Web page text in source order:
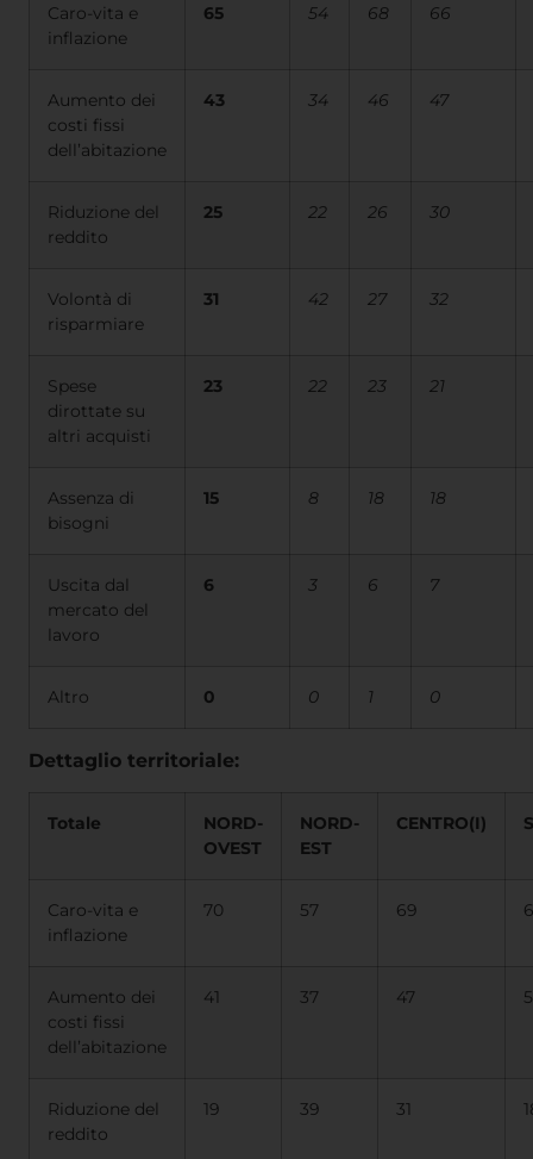
Caro-vita e
inflazione
65 54 68 66
Aumento dei
costi fissi
dell’abitazione
43 34 46 47
Riduzione del
reddito
25 22 26 30
Volontà di
risparmiare
31 42 27 32
Spese
dirottate su
altri acquisti
23 22 23 21
Assenza di
bisogni
15 8 18 18
Uscita dal
mercato del
lavoro
6 3 6 7
Altro 0 0 1 0
Dettaglio territoriale:
Totale
NORD-
OVEST
NORD-
EST
CENTRO(I)
Caro-vita e
inflazione
70 57 69
Aumento dei
costi fissi
dell’abitazione
41 37 47
Riduzione del
reddito
19 39 31